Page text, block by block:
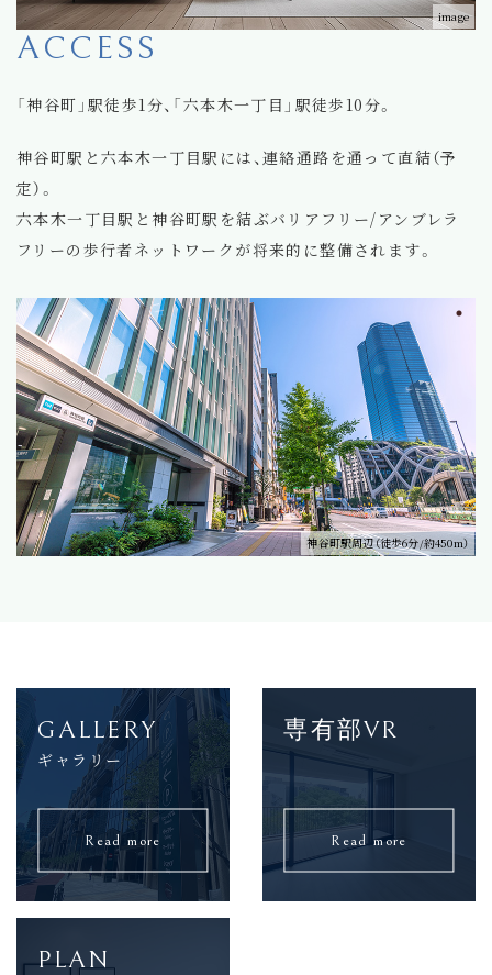
image
神谷町駅周辺（徒歩6分/約450m）
ACCESS
「神谷町」駅徒歩1分、「六本木一丁目」駅徒歩10分。
神谷町駅と六本木一丁目駅には、連絡通路を通って直結（予
定）。
六本木一丁目駅と神谷町駅を結ぶバリアフリー/アンブレラ
フリーの歩行者ネットワークが将来的に整備されます。
GALLERY
ギャラリー
Read more
専有部VR
Read more
PLAN